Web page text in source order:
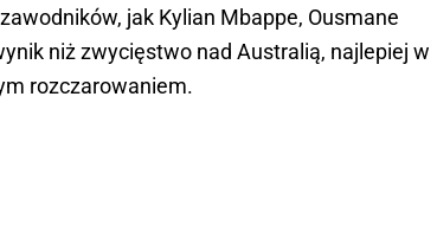
jak Kylian Mbappe, Ousmane
niż zwycięstwo nad Australią, najlepiej w
rozczarowaniem.